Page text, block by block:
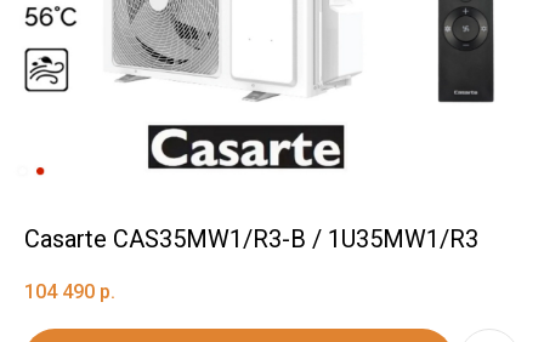
Casarte CAS35MW1/R3-B / 1U35MW1/R3
104 490 р.